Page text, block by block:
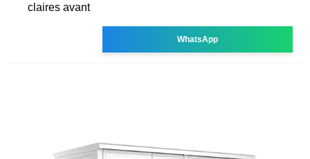
claires avant
WhatsApp